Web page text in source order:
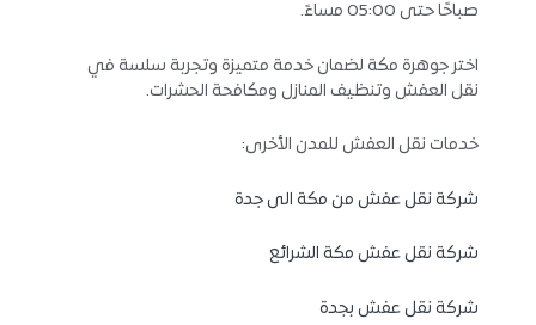
صباحًا حتى 05:00 مساءً.
اختر جوهرة مكة لضمان خدمة متميزة وتجربة سلسة في
نقل العفش وتنظيف المنازل ومكافحة الحشرات.
خدمات نقل العفش للمدن الأخرى:
شركة نقل عفش من مكة الى جدة
شركة نقل عفش مكة الشرائع
شركة نقل عفش بجدة